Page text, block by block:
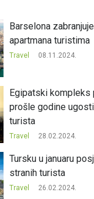
Barselona
apartmana turistima
Travel 08.11.2024.
Egipatski kompleks
prošle godine
turista
Travel 28.02.2024.
Tursku u januaru
stranih turista
Travel 26.02.2024.